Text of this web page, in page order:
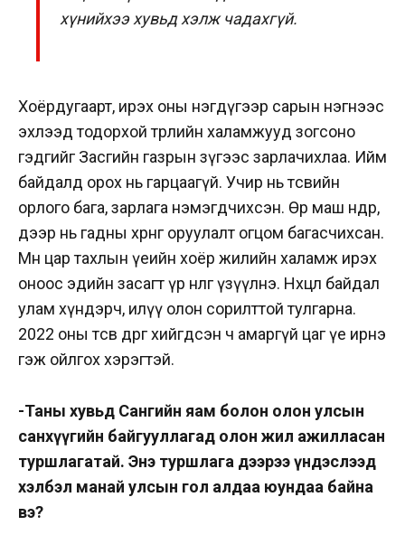
хүнийхээ хувьд хэлж чадахгүй.
Хоёрдугаарт, ирэх оны нэгдүгээр сарын нэгнээс
эхлээд тодорхой төрлийн халамжууд зогсоно
гэдгийг Засгийн газрын зүгээс зарлачихлаа. Ийм
байдалд орох нь гарцаагүй. Учир нь төсвийн
орлого бага, зарлага нэмэгдчихсэн. Өр маш өндөр,
дээр нь гадны хөрөнгө оруулалт огцом багасчихсан.
Мөн цар тахлын үеийн хоёр жилийн халамж ирэх
оноос эдийн засагт үр нөлөөгөө үзүүлнэ. Нөхцөл байдал
улам хүндэрч, илүү олон сорилттой тулгарна.
2022 оны төсөв өөдрөг хийгдсэн ч амаргүй цаг үе ирнэ
гэж ойлгох хэрэгтэй.
-Таны хувьд Сангийн яам болон олон улсын
санхүүгийн байгууллагад олон жил ажилласан
туршлагатай. Энэ туршлага дээрээ үндэслээд
хэлбэл манай улсын гол алдаа юундаа байна
вэ?